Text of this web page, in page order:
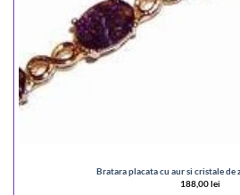
Bratara placata cu aur si cristale
188,00lei